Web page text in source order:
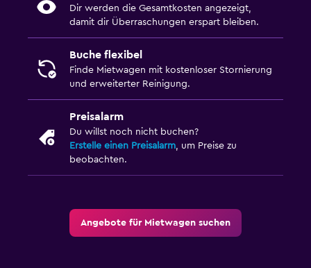
Dir werden die Gesamtkosten angezeigt,
damit dir Überraschungen erspart bleiben.
Buche flexibel
Finde Mietwagen mit kostenloser Stornierung
und erweiterter Reinigung.
Preisalarm
Du willst noch nicht buchen?
Erstelle einen Preisalarm, um Preise zu
beobachten.
Angebote für Mietwagen suchen